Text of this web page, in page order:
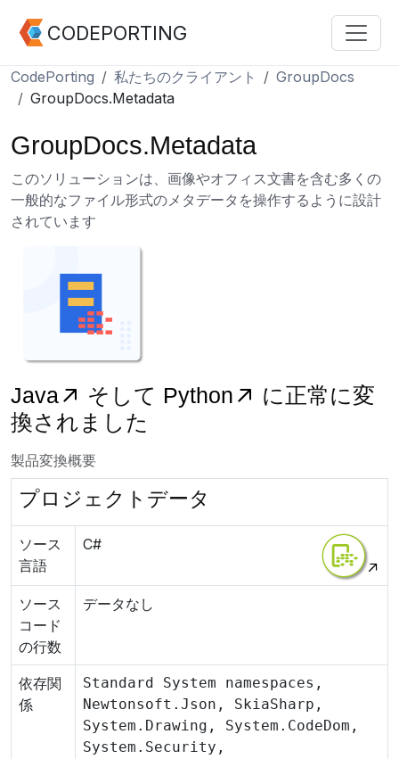
CODEPORTING
CodePorting 私たちのクライアント
GroupDocs
GroupDocs.Metadata
GroupDocs.Metadata
このソリューションは、画像やオフィス文書を含む多くの
一般的なファイル形式のメタデータを操作するように設計
されています
Java そして Python
に正常に変
換されました
製品変換概要
プロジェクトデータ
ソース
言語
C#
ソース
コード
の行数
データなし
依存関
係
Standard System namespaces,
Newtonsoft.Json, SkiaSharp,
System.Drawing, System.CodeDom,
System.Security,